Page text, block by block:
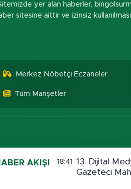
yer alan haberler,
sitesine aittir ve izinsiz
Merkez Nöbetçi Eczaneler
Tüm Manşetler
AKIŞI 18:41
13. Dijital
Gazeteci